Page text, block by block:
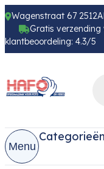
Wagenstraat 67
Gratis verzending
klantbeoordeling: 4.3/5
Menu
Categorieën